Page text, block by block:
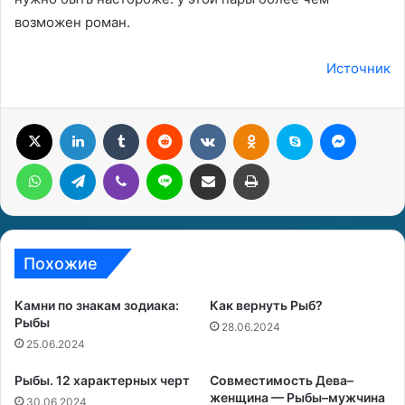
возможен роман.
Источник
Похожие
Камни по знакам зодиака:
Рыбы
25.06.2024
Как вернуть Рыб?
28.06.2024
Рыбы. 12 характерных черт
30.06.2024
Совместимость Дева–
женщина — Рыбы–мужчина